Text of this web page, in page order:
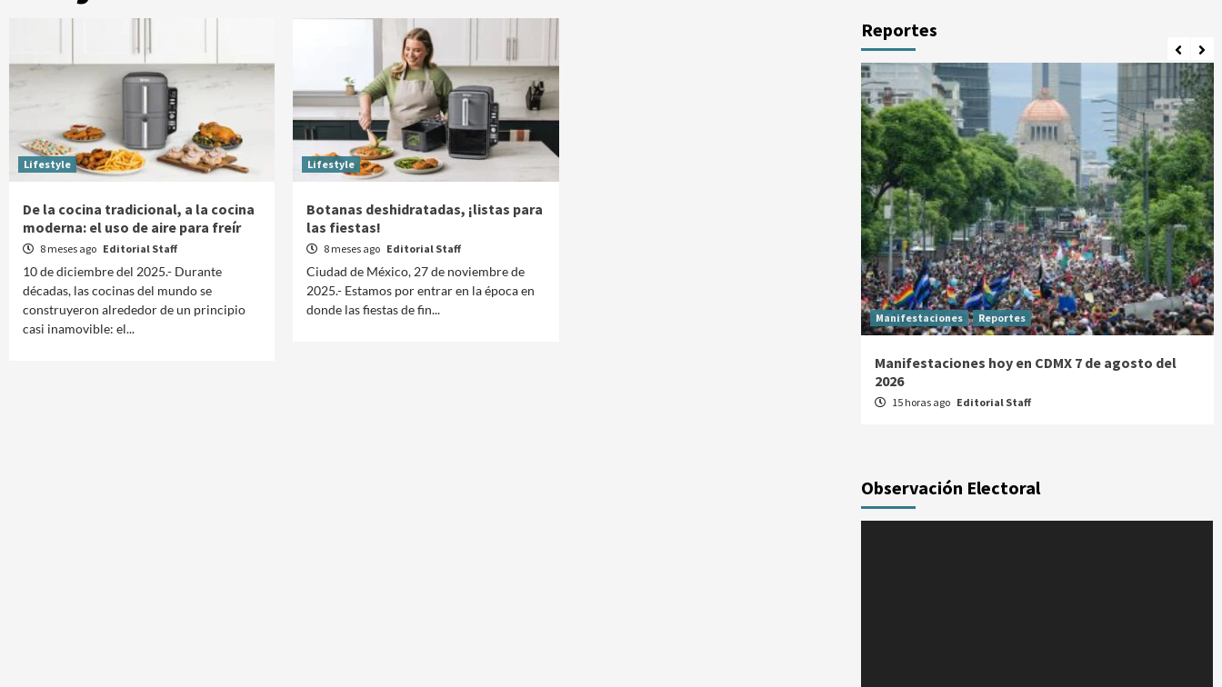
Lifestyle
De la cocina tradicional, a la cocina
moderna: el uso de aire para freír
8 meses ago Editorial Staff
10 de diciembre del 2025.- Durante
décadas, las cocinas del mundo se
construyeron alrededor de un principio
casi inamovible: el...
Lifestyle
Botanas deshidratadas, ¡listas para
las fiestas!
8 meses ago Editorial Staff
Ciudad de México, 27 de noviembre de
2025.- Estamos por entrar en la época en
donde las fiestas de fin...
Reportes
Manifestaciones Reportes Manifestaciones Reportes
Manifestaciones hoy en CDMX 7 de agosto del
2026
15 horas ago Editorial Staff
Observación Electoral